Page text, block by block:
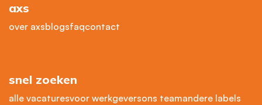
axs
over axsblogsfaqcontact
snel zoeken
alle vacaturesvoor werkgeversons teamandere labels